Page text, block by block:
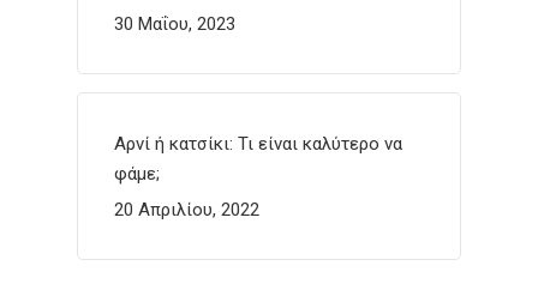
30 Μαΐου, 2023
Αρνί ή κατσίκι: Τι είναι καλύτερο να
φάμε;
20 Απριλίου, 2022